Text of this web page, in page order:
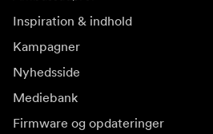
Inspiration & indhold
Kampagner
Nyhedsside
Mediebank
Firmware og opdateringer